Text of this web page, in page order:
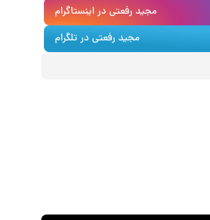
مجید رفعتی در اینستاگرام
مجید رفعتی در تلگرام